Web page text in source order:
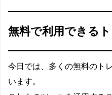
無料で利用できる
今日では、多くの無料のト
います。